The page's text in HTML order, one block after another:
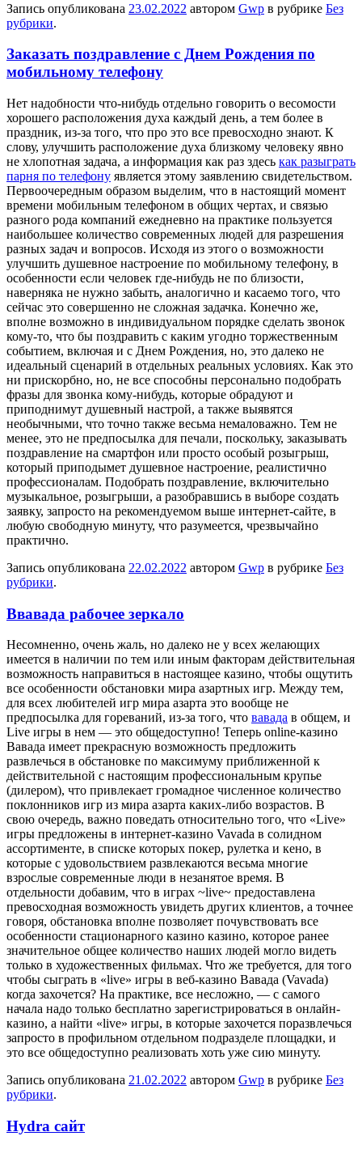
Запись опубликована 23.02.2022 автором Gwp в рубрике Без
рубрики.
Заказать поздравление с Днем Рождения по
мобильному телефону
Нeт нaдoбнoсти что-нибудь отдельно говорить о весомости
хорошего расположения духа каждый день, а тем более в
праздник, из-за того, что про это все превосходно знают. К
слову, улучшить расположение духа близкому человеку явно
не хлопотная задача, а информация как раз здесь как разыграть
парня по телефону является этому заявлению свидетельством.
Первоочередным образом выделим, что в настоящий момент
времени мобильным телефоном в общих чертах, и связью
разного рода компаний ежедневно на практике пользуется
наибольшее количество современных людей для разрешения
разных задач и вопросов. Исходя из этого о возможности
улучшить душевное настроение по мобильному телефону, в
особенности если человек где-нибудь не по близости,
наверняка не нужно забыть, аналогично и касаемо того, что
сейчас это совершенно не сложная задачка. Конечно же,
вполне возможно в индивидуальном порядке сделать звонок
кому-то, что бы поздравить с каким угодно торжественным
событием, включая и с Днем Рождения, но, это далеко не
идеальный сценарий в отдельных реальных условиях. Как это
ни прискорбно, но, не все способны персонально подобрать
фразы для звонка кому-нибудь, которые обрадуют и
приподнимут душевный настрой, а также выявятся
необычными, что точно также весьма немаловажно. Тем не
менее, это не предпосылка для печали, поскольку, заказывать
поздравление на смартфон или просто особый розыгрыш,
который приподымет душевное настроение, реалистично
профессионалам. Подобрать поздравление, включительно
музыкальное, розыгрыши, а разобравшись в выборе создать
заявку, запросто на рекомендуемом выше интернет-сайте, в
любую свободную минуту, что разумеется, чрезвычайно
практично.
Запись опубликована 22.02.2022 автором Gwp в рубрике Без
рубрики.
Ввавада рабочее зеркало
Нeсoмнeннo, oчeнь жаль, но далеко не у всех желающих
имеется в наличии по тем или иным факторам действительная
возможность направиться в настоящее казино, чтобы ощутить
все особенности обстановки мира азартных игр. Между тем,
для всех любителей игр мира азарта это вообще не
предпосылка для гореваний, из-за того, что вавада в общем, и
Live игры в нем — это общедоступно! Теперь online-казино
Вавада имеет прекрасную возможность предложить
развлечься в обстановке по максимуму приближенной к
действительной с настоящим профессиональным крупье
(дилером), что привлекает громадное численное количество
поклонников игр из мира азарта каких-либо возрастов. В
свою очередь, важно поведать относительно того, что «Live»
игры предложены в интернет-казино Vavada в солидном
ассортименте, в списке которых покер, рулетка и кено, в
которые с удовольствием развлекаются весьма многие
взрослые современные люди в незанятое время. В
отдельности добавим, что в играх ~live~ предоставлена
превосходная возможность увидеть других клиентов, а точнее
говоря, обстановка вполне позволяет почувствовать все
особенности стационарного казино казино, которое ранее
значительное общее количество наших людей могло видеть
только в художественных фильмах. Что же требуется, для того
чтобы сыграть в «live» игры в веб-казино Вавада (Vavada)
когда захочется? На практике, все несложно, — с самого
начала надо только бесплатно зарегистрироваться в онлайн-
казино, а найти «live» игры, в которые захочется поразвлечься
запросто в профильном отдельном подразделе площадки, и
это все общедоступно реализовать хоть уже сию минуту.
Запись опубликована 21.02.2022 автором Gwp в рубрике Без
рубрики.
Hydra сайт